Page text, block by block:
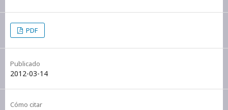
PDF
Publicado
2012-03-14
Cómo citar